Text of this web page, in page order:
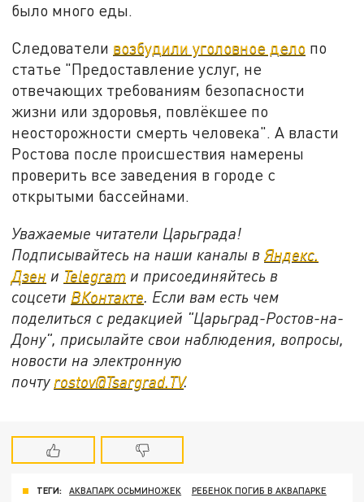
было много еды.
Следователи возбудили уголовное дело по
статье "Предоставление услуг, не
отвечающих требованиям безопасности
жизни или здоровья, повлёкшее по
неосторожности смерть человека". А власти
Ростова после происшествия намерены
проверить все заведения в городе с
открытыми бассейнами.
Уважаемые читатели Царьграда!
Подписывайтесь на наши каналы вЯндекс.
Дзен и Telegram и присоединяйтесь в
соцсети ВКонтакте. Если вам есть чем
поделиться с редакцией "Царьград-Ростов-на-
Дону", присылайте свои наблюдения, вопросы,
новости на электронную
почту rostov@Tsargrad.ТV.
ТЕГИ: АКВАПАРК ОСЬМИНОЖЕК РЕБЕНОК ПОГИБ В АКВАПАРКЕ